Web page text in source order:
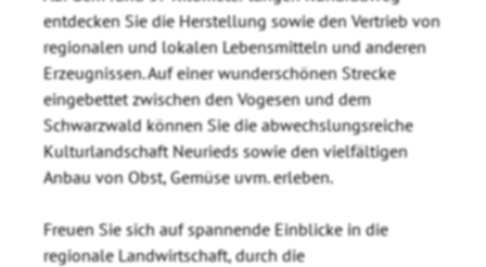
entdecken Sie die Herstellung sowie den Vertrieb von
regionalen und lokalen Lebensmitteln und anderen
Erzeugnissen. Auf einer wunderschönen Strecke
eingebettet zwischen den Vogesen und dem
Schwarzwald können Sie die abwechslungsreiche
Kulturlandschaft Neurieds sowie den vielfältigen
Anbau von Obst, Gemüse uvm. erleben.
Freuen Sie sich auf spannende Einblicke in die
regionale Landwirtschaft, durch die